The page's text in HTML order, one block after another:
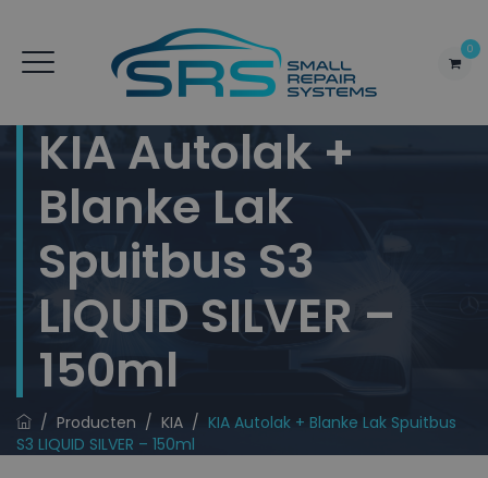
0
KIA Autolak +
Blanke Lak
Spuitbus S3
LIQUID SILVER –
150ml
/ Producten / KIA / KIA Autolak + Blanke Lak Spuitbus
S3 LIQUID SILVER – 150ml